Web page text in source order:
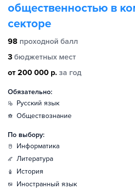
общественностью в
секторе
98 проходной балл
3 бюджетных мест
от 200 000 р. за год
Обязательно:
русский язык
обществознание
По выбору:
информатика
литература
история
иностранный язык